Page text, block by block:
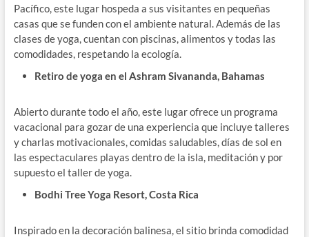
Pacífico, este lugar hospeda a sus visitantes en pequeñas
casas que se funden con el ambiente natural. Además de las
clases de yoga, cuentan con piscinas, alimentos y todas las
comodidades, respetando la ecología.
Retiro de yoga en el Ashram Sivananda, Bahamas
Abierto durante todo el año, este lugar ofrece un programa
vacacional para gozar de una experiencia que incluye talleres
y charlas motivacionales, comidas saludables, días de sol en
las espectaculares playas dentro de la isla, meditación y por
supuesto el taller de yoga.
Bodhi Tree Yoga Resort, Costa Rica
Inspirado en la decoración balinesa, el sitio brinda comodidad